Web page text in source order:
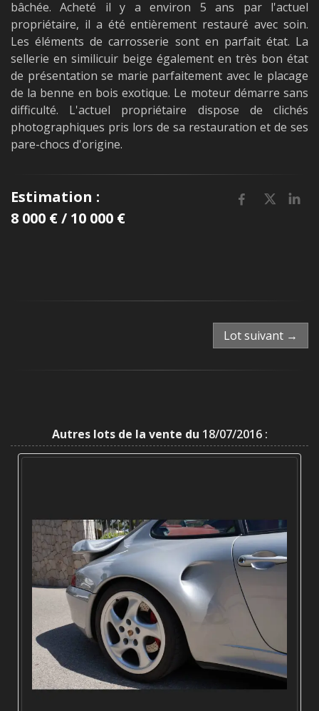
bâchée. Acheté il y a environ 5 ans par l'actuel
propriétaire, il a été entièrement restauré avec soin.
Les éléments de carrosserie sont en parfait état. La
sellerie en similicuir beige également en très bon état
de présentation se marie parfaitement avec le placage
de la benne en bois exotique. Le moteur démarre sans
difficulté. L'actuel propriétaire dispose de clichés
photographiques pris lors de sa restauration et de ses
pare-chocs d'origine.
Estimation :
8 000 € / 10 000 €
Lot suivant →
Autres lots de la vente du 18/07/2016 :